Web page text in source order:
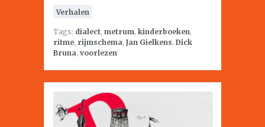
Verhalen
Tags: dialect, metrum, kinderboeken,
ritme, rijmschema, Jan Gielkens, Dick
Bruna, voorlezen